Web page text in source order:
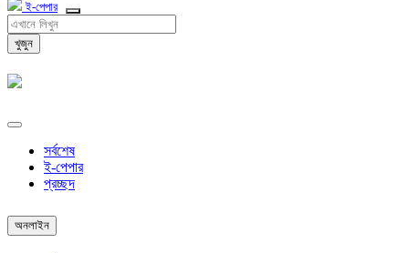
ই-পেপার
খুজুন
সর্বশেষ
ই-পেপার
প্রচ্ছদ
অনলাইন